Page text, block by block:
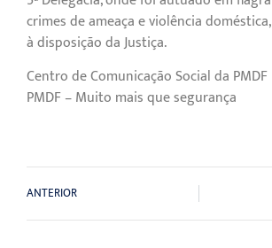
crimes de ameaça e violência
à disposição da Justiça.
Centro de Comunicação Social da PMDF
PMDF – Muito mais que segurança
ANTERIOR